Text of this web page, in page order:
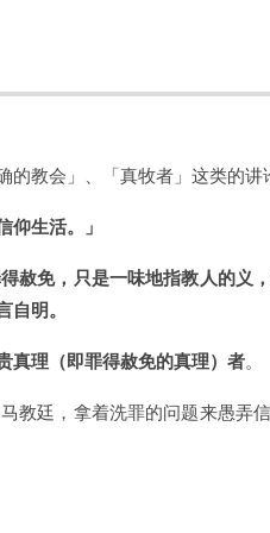
教会」、「真牧者」这类的讲
生活。」
赦免，只是一味地指教人的义
自明。
真理（即罪得赦免的真理）者。
教廷，拿着洗罪的问题来愚弄